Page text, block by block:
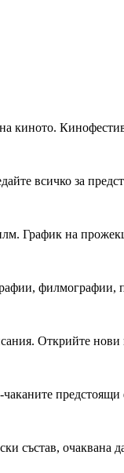
киното.
всичко за
График на
Открийте
състав, очаквана